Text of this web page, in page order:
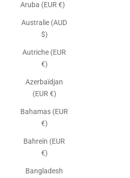
Aruba (EUR €)
Australie (AUD
$)
Autriche (EUR
€)
Azerbaïdjan
(EUR €)
Bahamas (EUR
€)
Bahreïn (EUR
€)
Bangladesh